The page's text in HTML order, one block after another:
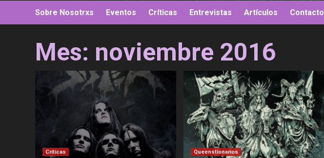
Sobre Nosotrxs Eventos Críticas Entrevistas Artículos Contacto
Mes: noviembre 2016
Críticas Queenstionarios